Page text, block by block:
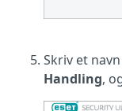
Skriv et
Handling,